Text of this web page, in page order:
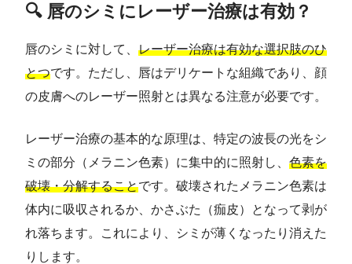
🔍 唇のシミにレーザー治療は有効？
唇のシミに対して、 レーザー治療は有効な選択肢のひ
とつです。ただし、唇はデリケートな組織であり、顔
の皮膚へのレーザー照射とは異なる注意が必要です。
レーザー治療の基本的な原理は、特定の波長の光をシ
ミの部分（メラニン色素）に集中的に照射し、 色素を
破壊・分解することです。破壊されたメラニン色素は
体内に吸収されるか、かさぶた（痂皮）となって剥が
れ落ちます。これにより、シミが薄くなったり消えた
りします。